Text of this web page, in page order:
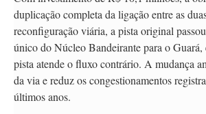
duplicação completa da ligação entre as
reconfiguração viária, a pista original
único do Núcleo Bandeirante para o Guará,
pista atende o fluxo contrário. A mudança
da via e reduz os congestionamentos
últimos anos.